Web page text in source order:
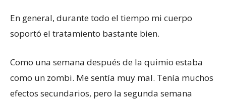
En general, durante todo el tiempo mi cuerpo
soportó el tratamiento bastante bien.
Como una semana después de la quimio estaba
como un zombi. Me sentía muy mal. Tenía muchos
efectos secundarios, pero la segunda semana